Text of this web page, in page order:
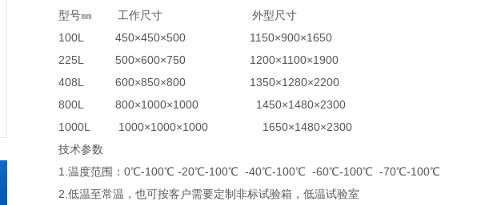
型号㎜ 工作尺寸 外型尺寸
100L 450×450×500 1150×900×1650
225L 500×600×750 1200×1100×1900
408L 600×850×800 1350×1280×2200
800L 800×1000×1000 1450×1480×2300
1000L 1000×1000×1000 1650×1480×2300
技术参数
1.温度范围：0℃-100℃ -20℃-100℃ -40℃-100℃ -60℃-100℃ -70℃-100℃
2.低温至常温，也可按客户需要定制非标试验箱，低温试验室